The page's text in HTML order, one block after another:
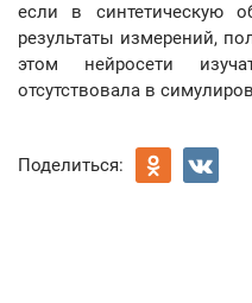
если в синтетическую
результаты измерений,
этом нейросети
отсутствовала в
Поделиться: